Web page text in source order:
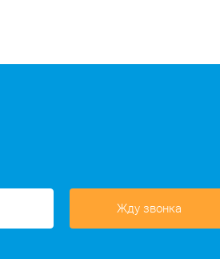
Жду звонка